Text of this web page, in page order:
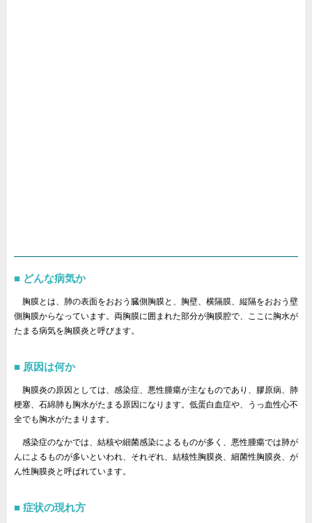
どんな病気か
胸膜とは、肺の表面をおおう臓側胸膜と、胸壁、横隔膜、縦隔をおおう壁
側胸膜からなっています。両胸膜に囲まれた部分が胸膜腔で、ここに胸水が
たまる病気を胸膜炎と呼びます。
原因は何か
胸膜炎の原因としては、感染症、悪性腫瘍が主なものであり、膠原病、肺
梗塞、石綿肺も胸水がたまる原因になります。低蛋白血症や、うっ血性心不
全でも胸水がたまります。
感染症のなかでは、結核や細菌感染によるものが多く、悪性腫瘍では肺が
んによるものが多いといわれ、それぞれ、結核性胸膜炎、細菌性胸膜炎、が
ん性胸膜炎と呼ばれています。
症状の現れ方